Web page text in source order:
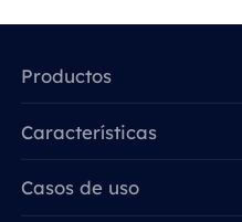
Productos
Características
Casos de uso